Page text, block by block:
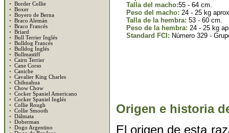
• Border Collie
• Boxer
• Boyero de Berna
• Braco Alemán
• Braco Francés
• Briard
• Bull Terrier Inglés
• Bulldog Francés
• Bulldog Inglés
• Bullmastiff
• Cairn Terrier
• Cane Corso
• Caniche
• Cavalier King Charles
• Chihuahua
• Chow Chow
• Cocker Spaniel Americano
• Cocker Spaniel Inglés
• Collie Rough
• Collie Smooth
• Dálmata
• Doberman
• Dogo Argentino
Talla del macho:55 - 64 cm.
Peso del macho: 24 - 25 kg
Talla de la hembra: 53 - 60 cm.
Peso de la hembra: 24 - 25 kg
Standard FCI: Número 329 -
Origen e historia
El origen de esta